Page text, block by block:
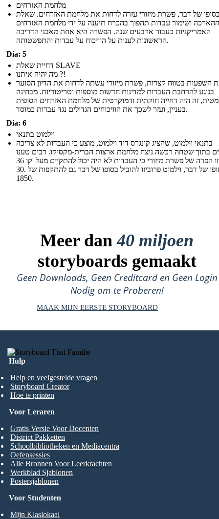
מלחמת האזרחים
של דבר, פשרת מיזורי עזרה לדחות את מלחמת האזרחים. שאלת
ההארכה ושימור עבדות תהפוך בהכרח תיענה על ידי מלחמת האזרחים
האמריקניות כעבור ארבעים שנה. הפשרה היא אחת מאבני הדריכה
הראשונות לענות על הוויכוח על עבדות והתפשטותה.
Dia: 5
דחיית שאלת SLAVE
מה יהיה איתנו ?!
השפעות בטווח קצרות, פשרת מיזורי עשתה לדחות את הדיון הסוער
בנוגע להרחבת העבדות למדינות חדשות מוספות וטריטוריות. מבחינה
זה היה דחייה חוקתית ודמוקרטית של מלחמת האזרחים הסופית
בעניין, ועזר לשכך את הוויכוחים הגדולים נגד עבדות כמוסד.
Dia: 6
וילמוט בתנאי
בתנאי וילמוט, שהציג קונגרס דוד וילמוט, מוצע כי העבדות לא צריכה
בתוך שטחה רכשה ניצח מלחמת ארצות הברית-מקסיקו. רבים טענו
כי זו הפרה של פשרת מיזורי כי העבדות לא היה יכול להתקיים מעל 'קו 36º
30. בסופו של דבר, וילמוט פרוביזו להוביל בסופו של דבר גם להתקפות של
1850.
Meer dan40 miljoen
storyboards gemaakt
Geen Downloads, Geen Creditcard en Geen Login
Nodig om te Proberen!
MAAK MIJN EERSTE STORYBOARD
Hulp
Help en veelgestelde vragen
Storyboard Creator
Hoe te printen
Voor Studenten
Mijn Klaslokaal
Voor Leraren
Gratis Versie Voor Docenten
District Pakketten
Schoolbibliotheken en Mediacentra
Oefensessies
Alle Bronnen Voor Leerkrachten
Werkblad Sjablonen
Postersjablonen